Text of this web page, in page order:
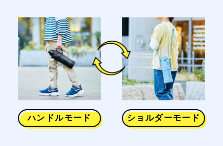
ハンドルモード ショルダーモード